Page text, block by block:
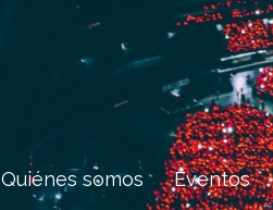
Quiénes somos Eventos